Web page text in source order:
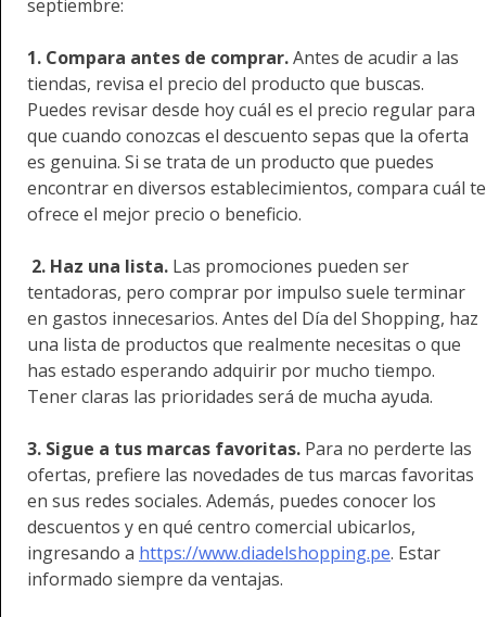
septiembre:
1. Compara antes de comprar.Antes de acudir a las
tiendas, revisa el precio del producto que buscas.
Puedes revisar desde hoy cuál es el precio regular para
que cuando conozcas el descuento sepas que la oferta
es genuina. Si se trata de un producto que puedes
encontrar en diversos establecimientos, compara cuál te
ofrece el mejor precio o beneficio.
2. Haz una lista. Las promociones pueden ser
tentadoras, pero comprar por impulso suele terminar
en gastos innecesarios. Antes del Día del Shopping, haz
una lista de productos que realmente necesitas o que
has estado esperando adquirir por mucho tiempo.
Tener claras las prioridades será de mucha ayuda.
3. Sigue a tus marcas favoritas. Para no perderte las
ofertas, prefiere las novedades de tus marcas favoritas
en sus redes sociales. Además, puedes conocer los
descuentos y en qué centro comercial ubicarlos,
ingresando a https://www.diadelshopping.pe. Estar
informado siempre da ventajas.